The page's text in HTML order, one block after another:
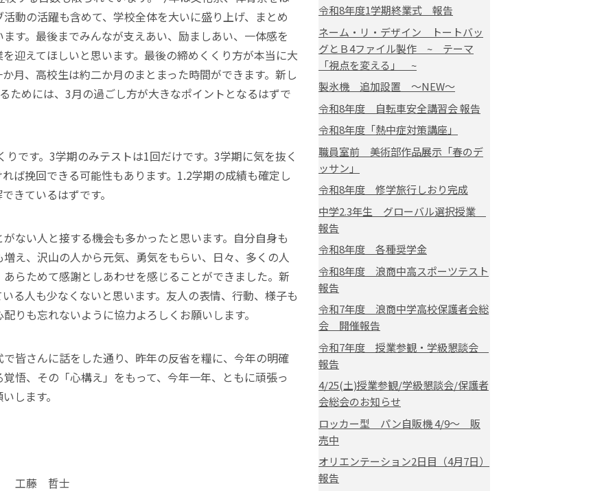
動の活躍も含めて、学校全体を大いに盛り上げ、まとめ
す。最後までみんなが支えあい、励ましあい、一体感を
迎えてほしいと思います。最後の締めくくり方が本当に大
月、高校生は約二か月のまとまった時間ができます。新し
ためには、3月の過ごし方が大きなポイントとなるはずで
です。3学期のみテストは1回だけです。3学期に気を抜く
ば挽回できる可能性もあります。1.2学期の成績も確定し
きているはずです。
ない人と接する機会も多かったと思います。自分自身も
え、沢山の人から元気、勇気をもらい、日々、多くの人
らためて感謝としあわせを感じることができました。新
る人も少なくないと思います。友人の表情、行動、様子も
りも忘れないように協力よろしくお願いします。
皆さんに話をした通り、昨年の反省を糧に、今年の明確
悟、その「心構え」をもって、今年一年、ともに頑張っ
します。
工藤 哲士
令和8年度1学期終業式 報告
ネーム・リ・デザイン トートバッ
グとＢ4ファイル製作 ~ テーマ
「視点を変える」 ~
製氷機 追加設置 ～NEW～
令和8年度 自転車安全講習会 報告
令和8年度「熱中症対策講座」
職員室前 美術部作品展示「春のデ
ッサン」
令和8年度 修学旅行しおり完成
中学2.3年生 グローバル選択授業
報告
令和8年度 各種奨学金
令和8年度 浪商中高スポーツテスト
報告
令和7年度 浪商中学高校保護者会総
会 開催報告
令和7年度 授業参観・学級懇談会
報告
4/25(土)授業参観/学級懇談会/保護者
会総会のお知らせ
ロッカー型 パン自販機 4/9～ 販
売中
オリエンテーション2日目（4月7日）
報告